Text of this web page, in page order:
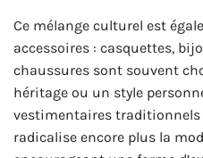
Ce mélange culturel est
accessoires : casquettes,
chaussures sont souvent
héritage ou un style
vestimentaires traditionnels
radicalise encore plus la